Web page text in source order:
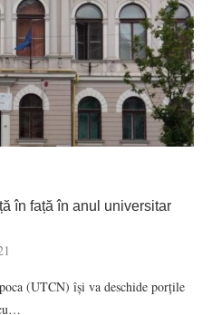
în față în anul universitar
(UTCN) își va deschide porțile